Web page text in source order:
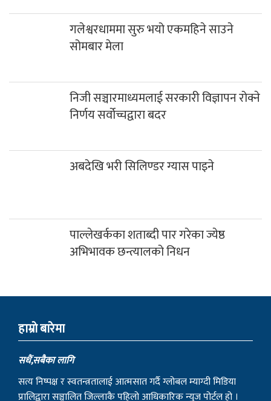
पाल्लेखर्कका शताब्दी पार गरेका ज्येष्ठ
अभिभावक छन्त्यालको निधन
सधैं,सबैका लागि
सत्य निष्पक्ष र स्वतन्त्रतालाई आत्मसात गर्दै ग्लोबल म्याग्दी मिडिया
परिमार्जित गरेर ‘म्याग्दी न्युज डट्कम’ संचालनमा ल्याइएको हो ।
म्याग्दी न्युज डटकम तपाई हाम्रो साझा चौतारी हो ।म्याग्दी न्युज
डटकमले स्थानिय, जिल्ला, राष्ट्रिय तथा अन्तराष्ट्रिय सहितको ताजा र
सवालमा म्याग्दी न्युजले कहिल्यै कसैसँग सम्झौता गर्ने छैन । यहाँहरुको
समाचार, सूचना र विचार हामीलाई सम्प्रेषण गरी समाजलाई रुपान्तरण
गर्ने हाम्रो आभियानको हिस्सा बन्न सबैमा हार्दिक आग्रह गर्दछौं ।
हाम्रो टिम